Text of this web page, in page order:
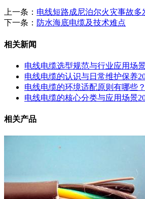
上一条： 电线短路成尼泊尔火灾事故多
下一条： 防水海底电缆及技术难点
相关新闻
电线电缆选型规范与行业应用场
电线电缆的认识与日常维护保养
电线电缆的环境适配原则有哪些？
电线电缆的核心分类与应用场景
相关产品